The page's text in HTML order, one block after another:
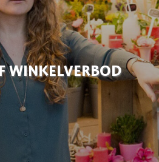
WINKELVERBOD